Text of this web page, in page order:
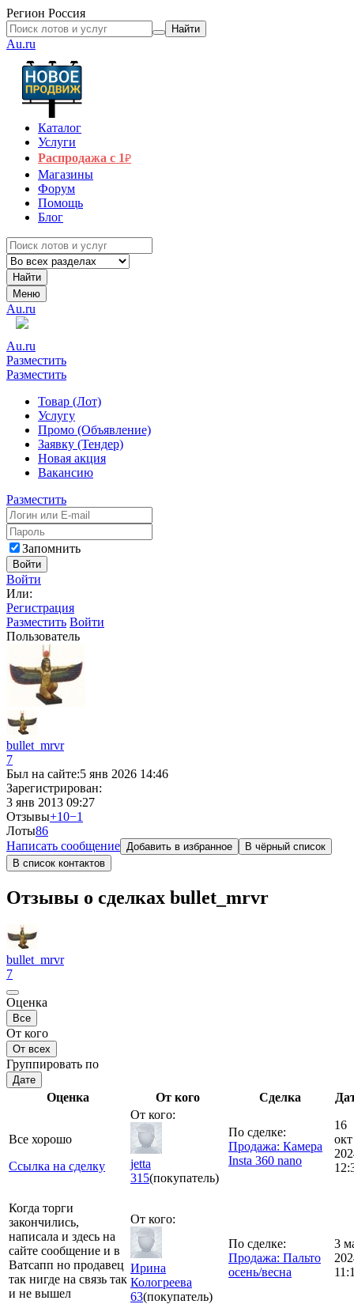
Регион Россия
Найти
Au.ru
Каталог
Услуги
Распродажа с 1₽
Магазины
Форум
Помощь
Блог
Найти
Меню
Au.ru
Au.ru
Разместить
Разместить
Товар (Лот)
Услугу
Промо (Объявление)
Заявку (Тендер)
Новая акция
Вакансию
Разместить
Запомнить
Войти
Войти
Или:
Регистрация
Разместить Войти
Пользователь
bullet_mrvr
7
Был на сайте:5 янв 2026 14:46
Зарегистрирован:
3 янв 2013 09:27
Отзывы+10−1
Лоты86
Написать сообщение Добавить в избранное
В чёрный список
В список контактов
Отзывы о сделках bullet_mrvr
bullet_mrvr
7
Оценка
Все
От кого
От всех
Группировать по
Дате
Оценка От кого Сделка
Все хорошо
Ссылка на сделку
От кого:
jetta
315(покупатель)
По сделке:
Продажа: Камера
Insta 360 nano
16
окт
Когда торги
закончились,
написала и здесь на
сайте сообщение и в
Ватсапп но продавец
так нигде на связь так
и не вышел
От кого:
Ирина
Кологреева
63(покупатель)
По сделке:
Продажа: Пальто
осень/весна
3